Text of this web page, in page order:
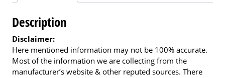
Description
Disclaimer:
Here mentioned information may not be 100% accurate.
Most of the information we are collecting from the
manufacturer’s website & other reputed sources. There